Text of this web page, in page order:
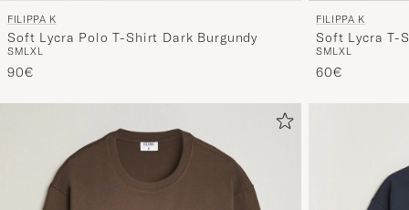
FILIPPA K
Soft Lycra Polo T-Shirt Dark Burgundy
SMLXL
90€
FILIPPA K
Soft Lycra T-
SMLXL
60€